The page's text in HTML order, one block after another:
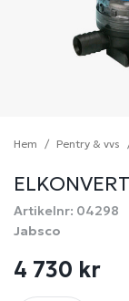
Hem Pentry & vvs
Artikelnr: 04298
Jabsco
4 730 kr